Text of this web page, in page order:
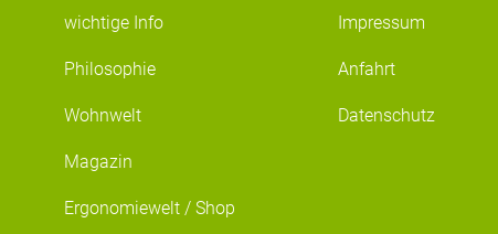
wichtige Info
Philosophie
Wohnwelt
Magazin
Ergonomiewelt / Shop
Impressum
Anfahrt
Datenschutz